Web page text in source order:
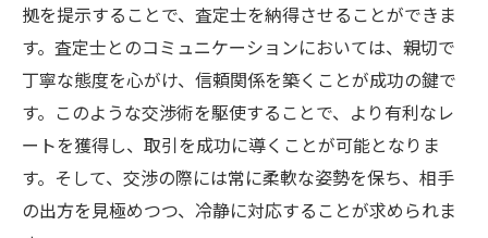
拠を提示することで、査定士を納得させることができま
す。査定士とのコミュニケーションにおいては、親切で
丁寧な態度を心がけ、信頼関係を築くことが成功の鍵で
す。このような交渉術を駆使することで、より有利なレ
ートを獲得し、取引を成功に導くことが可能となりま
す。そして、交渉の際には常に柔軟な姿勢を保ち、相手
の出方を見極めつつ、冷静に対応することが求められま